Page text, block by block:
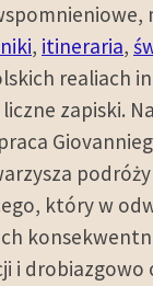
, itineraria,
realiach
zapiski.
który w
i drobiazgowo